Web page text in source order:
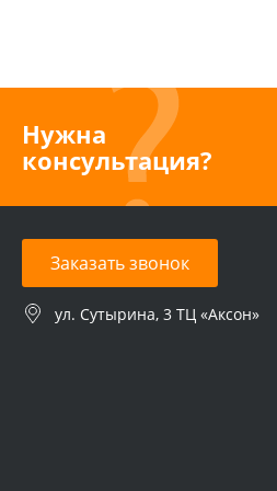
Нужна
консультация?
Заказать звонок
ул. Сутырина, 3 ТЦ «Аксон»